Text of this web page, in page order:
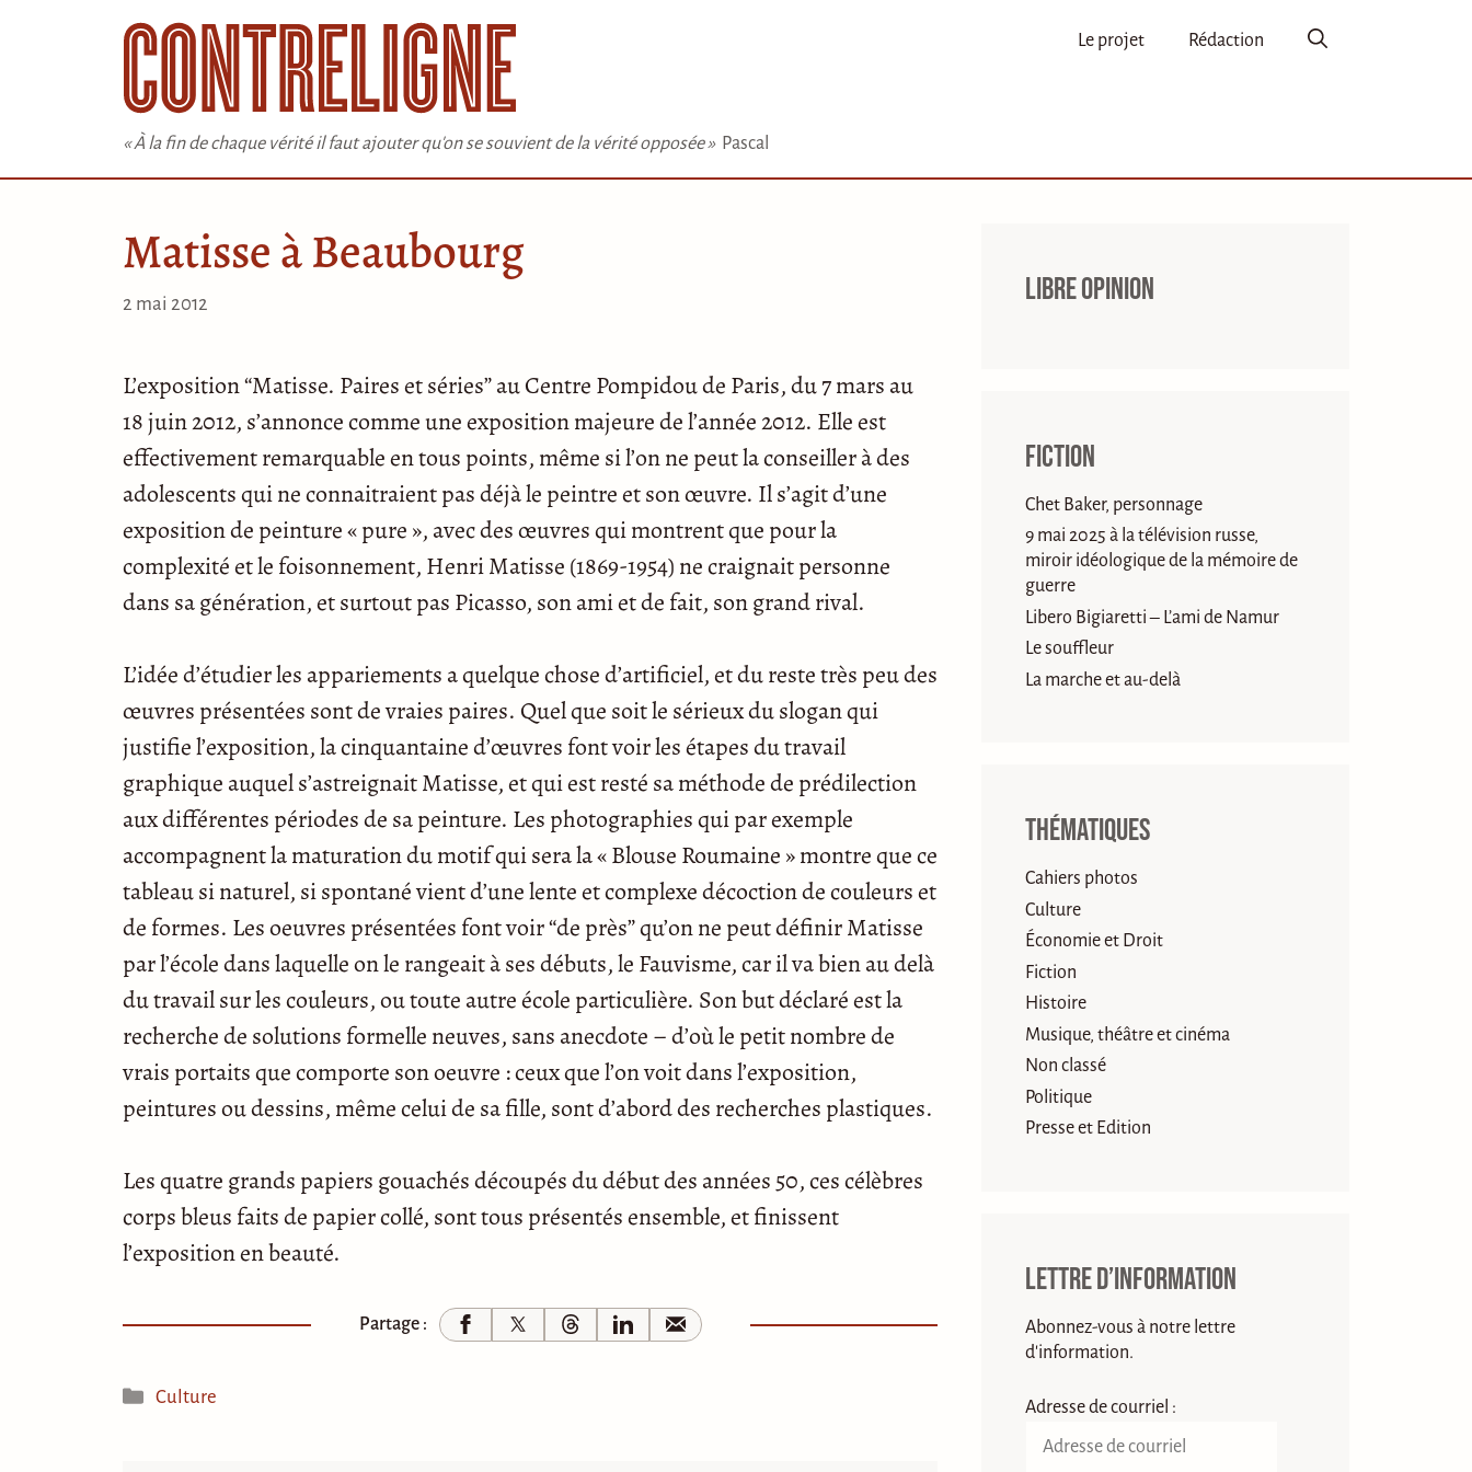
« À la fin de chaque vérité il faut ajouter qu'on se souvient de la vérité opposée » Pascal
Le projet Rédaction
Matisse à Beaubourg
2 mai 2012
L’exposition “Matisse. Paires et séries” au Centre Pompidou de Paris, du 7 mars au
18 juin 2012, s’annonce comme une exposition majeure de l’année 2012. Elle est
effectivement remarquable en tous points, même si l’on ne peut la conseiller à des
adolescents qui ne connaitraient pas déjà le peintre et son œuvre. Il s’agit d’une
exposition de peinture « pure », avec des œuvres qui montrent que pour la
complexité et le foisonnement, Henri Matisse (1869-1954) ne craignait personne
dans sa génération, et surtout pas Picasso, son ami et de fait, son grand rival.
L’idée d’étudier les appariements a quelque chose d’artificiel, et du reste très peu des
œuvres présentées sont de vraies paires. Quel que soit le sérieux du slogan qui
justifie l’exposition, la cinquantaine d’œuvres font voir les étapes du travail
graphique auquel s’astreignait Matisse, et qui est resté sa méthode de prédilection
aux différentes périodes de sa peinture. Les photographies qui par exemple
accompagnent la maturation du motif qui sera la « Blouse Roumaine » montre que ce
tableau si naturel, si spontané vient d’une lente et complexe décoction de couleurs et
de formes. Les oeuvres présentées font voir “de près” qu’on ne peut définir Matisse
par l’école dans laquelle on le rangeait à ses débuts, le Fauvisme, car il va bien au delà
du travail sur les couleurs, ou toute autre école particulière. Son but déclaré est la
recherche de solutions formelle neuves, sans anecdote – d’où le petit nombre de
vrais portaits que comporte son oeuvre : ceux que l’on voit dans l’exposition,
peintures ou dessins, même celui de sa fille, sont d’abord des recherches plastiques.
Les quatre grands papiers gouachés découpés du début des années 50, ces célèbres
corps bleus faits de papier collé, sont tous présentés ensemble, et finissent
l’exposition en beauté.
Partage :
Catégories
Culture
Libre opinion
Fiction
Chet Baker, personnage
9 mai 2025 à la télévision russe,
miroir idéologique de la mémoire de
guerre
Libero Bigiaretti – L’ami de Namur
Le souffleur
La marche et au-delà
Thématiques
Cahiers photos
Culture
Économie et Droit
Fiction
Histoire
Musique, théâtre et cinéma
Non classé
Politique
Presse et Edition
Lettre d’information
Abonnez-vous à notre lettre
d'information.
Adresse de courriel :